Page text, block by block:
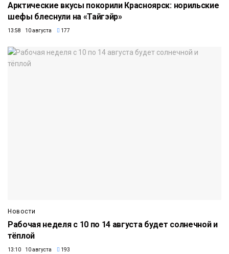
Арктические вкусы покорили Красноярск: норильские
шефы блеснули на «Тайгэйр»
13:58 10 августа 177
Новости
Рабочая неделя с 10 по 14 августа будет солнечной и
тёплой
13:10 10 августа 193